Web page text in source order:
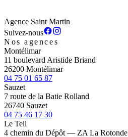
Agence Saint Martin
Suivez-nous
Nos agences
Montélimar
11 boulevard Aristide Briand
26200 Montélimar
04 75 01 65 87
Sauzet
7 route de la Batie Rolland
26740 Sauzet
04 75 46 17 30
Le Teil
4 chemin du Dépôt — ZA La Rotonde